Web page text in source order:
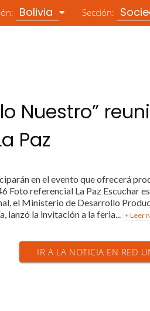
Bolivia Sección:
Nuestro”
Paz
en el evento que ofrecerá
referencial La Paz Escuchar
el Ministerio de Desarrollo
lanzó la invitación a la feria... + Leer
IR A LA NOTICIA EN RED